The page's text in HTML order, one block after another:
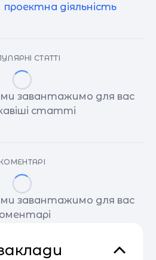
проектна діяльність
СТАТТІ
завантажимо для вас
статті
завантажимо для вас